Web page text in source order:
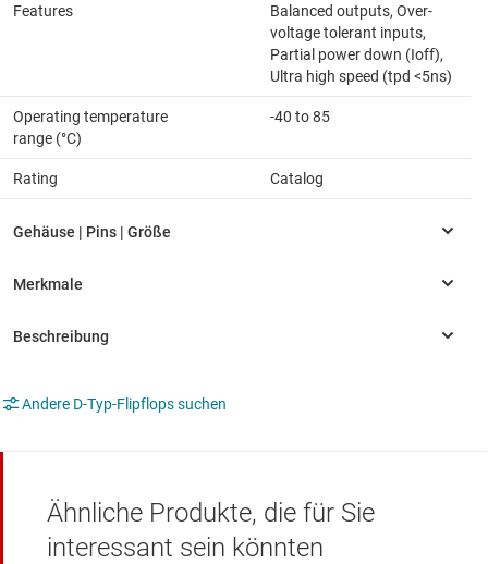
Features
Balanced outputs, Over-
voltage tolerant inputs,
Partial power down (Ioff),
Ultra high speed (tpd <5ns)
Operating temperature
range (°C)
-40 to 85
Rating Catalog
Andere D-Typ-Flipflops suchen
Ähnliche Produkte, die für Sie
interessant sein könnten